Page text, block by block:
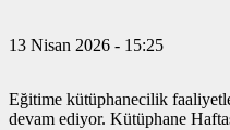
13 Nisan 2026 - 15:25
Eğitime kütüphanecilik
devam ediyor. Kütüphane